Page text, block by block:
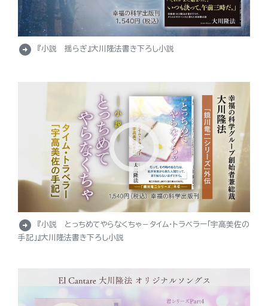
arrow_circle_right 『小説 揺らぎ』大川隆法書き下ろし小説
arrow_circle_right
『小説 とっちめてやらなくちゃ－タイム・トラベラー「宇高美佐の
手記」』大川隆法書き下ろし小説